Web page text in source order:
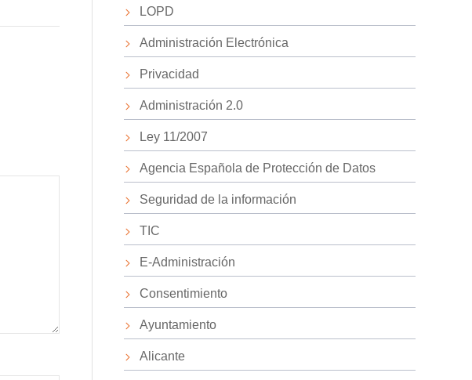
LOPD
Administración Electrónica
Privacidad
Administración 2.0
Ley 11/2007
Agencia Española de Protección de Datos
Seguridad de la información
TIC
E-Administración
Consentimiento
Ayuntamiento
Alicante